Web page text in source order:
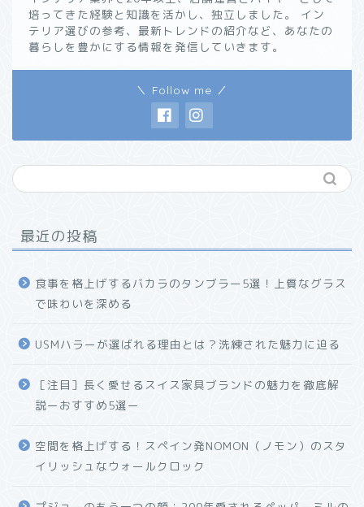
培ってきた経験と知識を活かし、独立しました。 イン
テリア選びの参考、最新トレンドの紹介など、あなたの
暮らしを豊かにする情報を発信していきます。
＼ Follow me ／
最近の投稿
食事を格上げするバカラのタンブラー5選！上質なグラス
で味わいを深める
USMハラーが選ばれる理由とは？洗練された魅力に迫る
［注目］長く愛せるスイス家具ブランドの魅力を徹底解
説ーおすすめ5選ー
空間を格上げする！スペイン発NOMON（ノモン）のスタ
イリッシュなウォールクロック
ホーム